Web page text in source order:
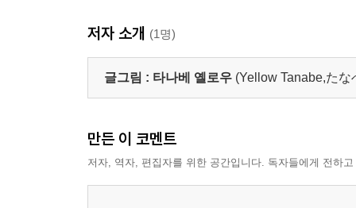
제307화 침공
제308화 발동
제309화 패배
제310화 총본부 습격
부록 만화 21
결계사 등장인물 비화
저자 소개 (1명)
글그림 : 타나베 옐로우 (Yellow Tanabe,た
만든 이 코멘트
저자, 역자, 편집자를 위한 공간입니다. 독자들에게 전하